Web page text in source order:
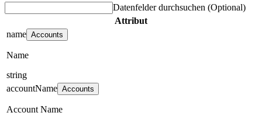
Datenfelder durchsuchen (Optional)
Attribut
name Accounts
Name
string
accountName Accounts
Account Name